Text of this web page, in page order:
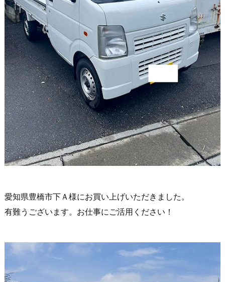
愛知県豊橋市下Ａ様にお買い上げいただきました。
有難うございます。お仕事にご活用ください！